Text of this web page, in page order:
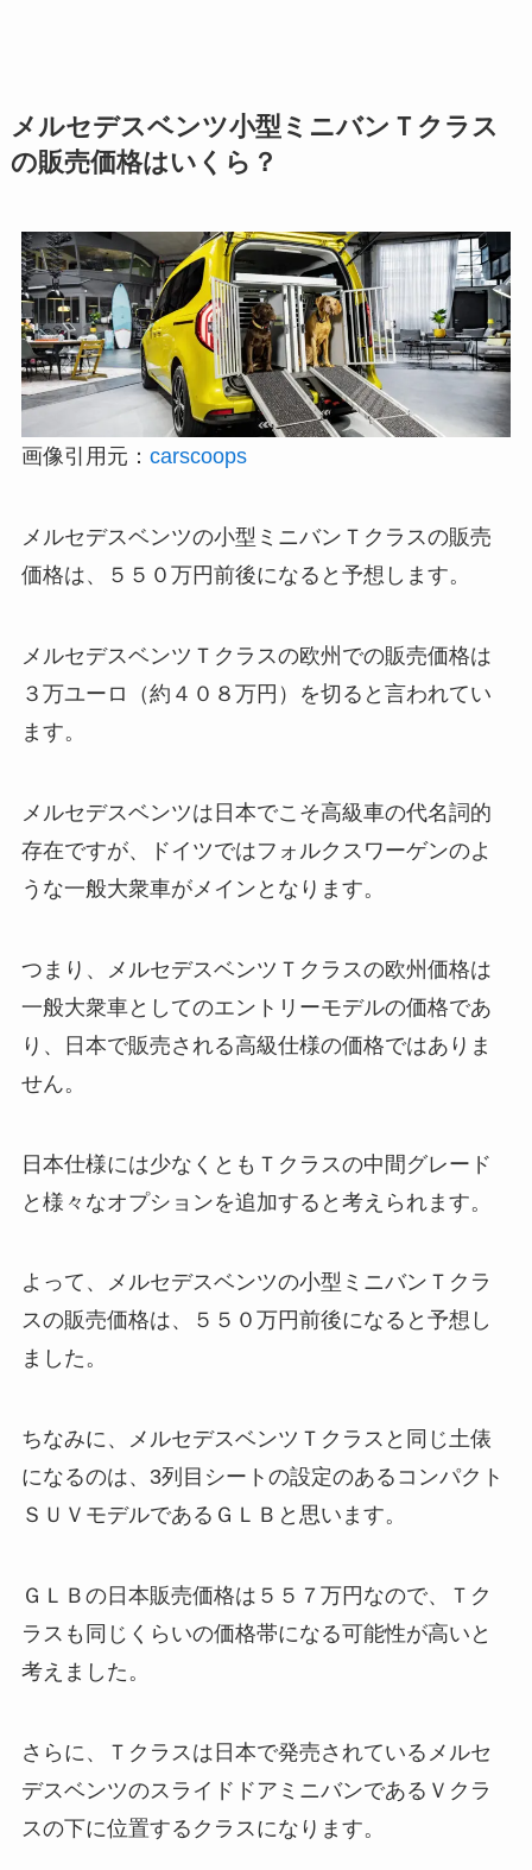
メルセデスベンツ小型ミニバンＴクラス
の販売価格はいくら？
画像引用元： carscoops
メルセデスベンツの小型ミニバンＴクラスの販売
価格は、
５５０万円前後になると予想します。
メルセデスベンツＴクラスの欧州での販売価格は
３万ユーロ（約４０８万円）を切ると言われてい
ます。
メルセデスベンツは日本でこそ高級車の代名詞的
存在ですが、ドイツではフォルクスワーゲンのよ
うな一般大衆車がメインとなります。
つまり、メルセデスベンツＴクラスの欧州価格は
一般大衆車としてのエントリーモデルの価格であ
り、日本で販売される高級仕様の価格ではありま
せん。
日本仕様には少なくともＴクラスの中間グレード
と様々なオプションを追加すると考えられます。
よって、メルセデスベンツの小型ミニバンＴクラ
スの販売価格は、５５０万円前後になると予想し
ました。
ちなみに、メルセデスベンツＴクラスと同じ土俵
になるのは、3列目シートの設定のあるコンパクト
ＳＵＶモデルであるＧＬＢと思います。
ＧＬＢの日本販売価格は５５７万円なので、Ｔク
ラスも同じくらいの価格帯になる可能性が高いと
考えました。
さらに、Ｔクラスは日本で発売されているメルセ
デスベンツのスライドドアミニバンであるＶクラ
スの下に位置するクラスになります。